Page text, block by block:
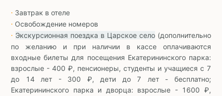
∙ Завтрак в отеле
∙ Освобождение номеров
∙ Экскурсионная поездка в Царское село (дополнительно
по желанию и при наличии в кассе оплачиваются
входные билеты для посещения Екатерининского парка:
взрослые - 400 ₽, пенсионеры, студенты и учащиеся с 7
до 14 лет - 300 ₽, дети до 7 лет - бесплатно;
Екатерининского парка и дворца: взрослые - 1600 ₽,